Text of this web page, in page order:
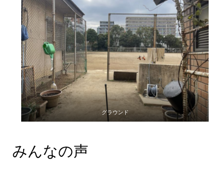
グラウンド
みんなの声